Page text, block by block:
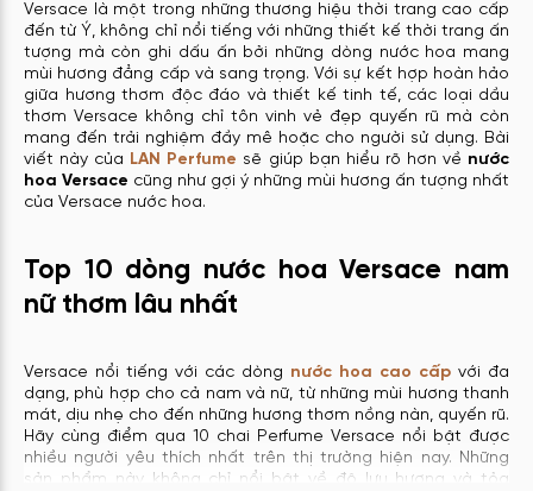
Versace là một trong những thương hiệu thời trang cao cấp
đến từ Ý, không chỉ nổi tiếng với những thiết kế thời trang ấn
tượng mà còn ghi dấu ấn bởi những dòng nước hoa mang
mùi hương đẳng cấp và sang trọng. Với sự kết hợp hoàn hảo
giữa hương thơm độc đáo và thiết kế tinh tế, các loại dầu
thơm Versace không chỉ tôn vinh vẻ đẹp quyến rũ mà còn
mang đến trải nghiệm đầy mê hoặc cho người sử dụng. Bài
viết này của LAN Perfume sẽ giúp bạn hiểu rõ hơn về nước
hoa Versace cũng như gợi ý những mùi hương ấn tượng nhất
của Versace nước hoa.
Top 10 dòng nước hoa Versace nam
nữ thơm lâu nhất
Versace nổi tiếng với các dòng nước hoa cao cấp với đa
dạng, phù hợp cho cả nam và nữ, từ những mùi hương thanh
mát, dịu nhẹ cho đến những hương thơm nồng nàn, quyến rũ.
Hãy cùng điểm qua 10 chai Perfume Versace nổi bật được
nhiều người yêu thích nhất trên thị trường hiện nay. Những
sản phẩm này không chỉ nổi bật về độ lưu hương và tỏa